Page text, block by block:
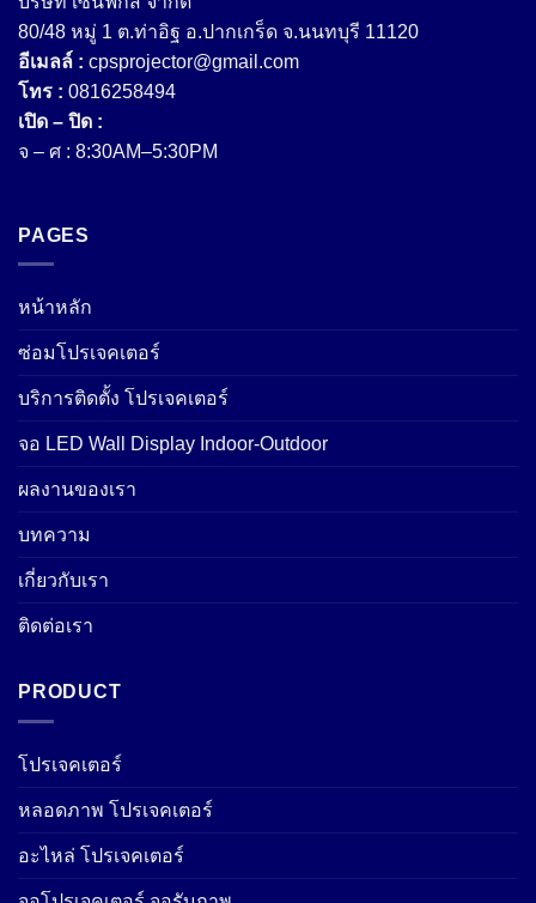
80/48 หมู่ 1 ต.ท่าอิฐ อ.ปากเกร็ด จ.นนทบุรี 11120
อีเมลล์ : cpsprojector@gmail.com
โทร : 0816258494
เปิด – ปิด :
จ – ศ : 8:30AM–5:30PM
PAGES
หน้าหลัก
ซ่อมโปรเจคเตอร์
บริการติดตั้ง โปรเจคเตอร์
จอ LED Wall Display Indoor-Outdoor
ผลงานของเรา
บทความ
เกี่ยวกับเรา
ติดต่อเรา
PRODUCT
โปรเจคเตอร์
หลอดภาพ โปรเจคเตอร์
อะไหล่ โปรเจคเตอร์